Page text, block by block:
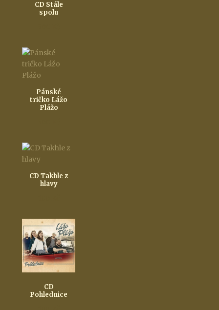
CD Stále
spolu
Pánské
tričko Lážo
Plážo
CD Takhle z
hlavy
CD
Pohlednice